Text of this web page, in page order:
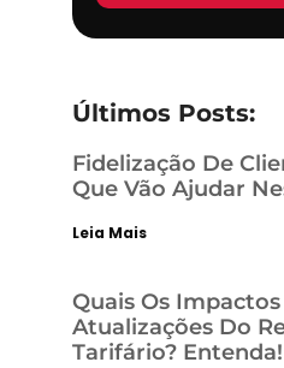
Últimos Posts:
Fidelização De
Que Vão Ajudar
Leia Mais
Quais Os Impactos
Atualizações Do
Tarifário? Entenda!